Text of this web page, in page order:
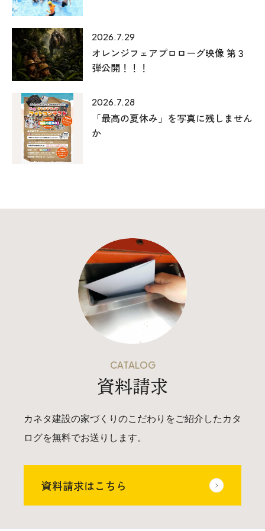
2026.7.29
オレンジフェアプロローグ映像 第３
弾公開！！！
2026.7.28
「最高の夏休み」を写真に残しません
か
CATALOG
資料請求
カネタ建設の家づくりのこだわりをご紹介したカタ
ログを無料でお送りします。
資料請求はこちら